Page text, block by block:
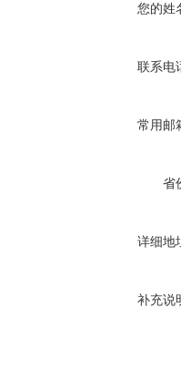
您的姓
联系电
常用邮
省
详细地
补充说